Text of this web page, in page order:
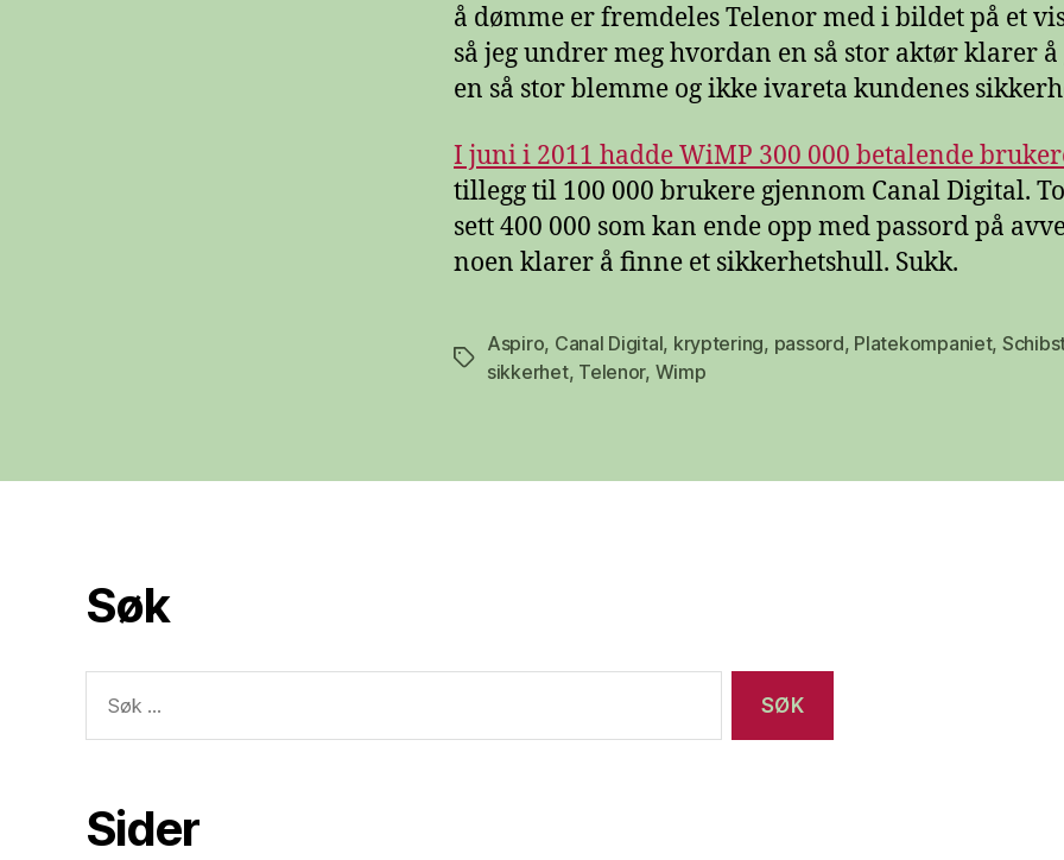
å dømme er fremdeles Telenor med i bildet på et
så jeg undrer meg hvordan en så stor aktør klarer å
en så stor blemme og ikke ivareta kundenes
I juni i 2011 hadde WiMP 300 000 betalende
tillegg til 100 000 brukere gjennom Canal Digital.
sett 400 000 som kan ende opp med passord på
noen klarer å finne et sikkerhetshull. Sukk.
Stikkord
Aspiro, Canal Digital, kryptering, passord, Platekompaniet,
sikkerhet, Telenor, Wimp
Søk
etter:
Sider